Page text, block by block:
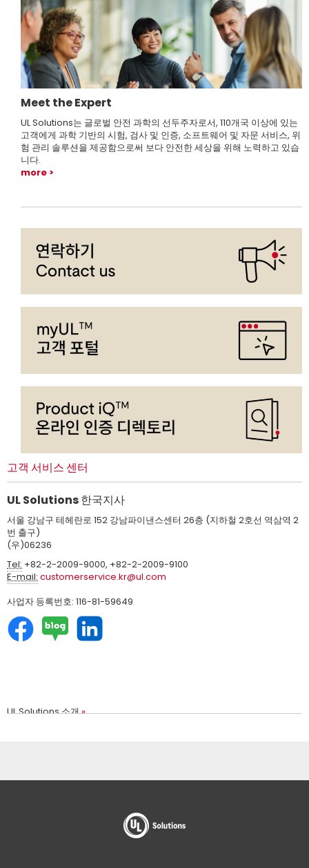
Meet the Expert
UL Solutions는 글로벌 안전 과학의 선두주자로서, 110개국 이상에 있는
고객에게 과학 기반의 시험, 검사 및 인증, 소프트웨어 및 자문 서비스, 위
험 관리 솔루션을 제공함으로써 보다 안전한 세상을 위해 노력하고 있습
니다.
more
고객 서비스 센터
UL Solutions 한국지사
서울 강남구 테헤란로 152 강남파이낸스센터 26층 (지하철 2호선 역삼역 2
번 출구)
(우)06236
Tel: +82-2-2009-9000, +82-2-2009-9100
E-mail: customerservice.kr@ul.com
사업자 등록번호: 116-81-59649
UL Solutions 소개
UL 인증 검색